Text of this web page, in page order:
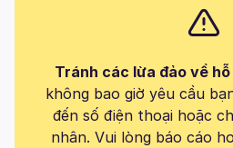
Tránh các lừa đảo về
không bao giờ yêu cầu
đến số điện thoại hoặc
nhân. Vui lòng báo cáo